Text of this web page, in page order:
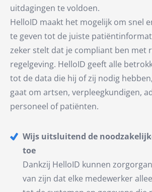
uitdagingen te voldoen.
HelloID maakt het mogelijk om snel
te geven tot de juiste
zeker stelt dat je compliant ben met
regelgeving. HelloID geeft alle
tot de data die hij of zij nodig
gaat om artsen, verpleegkundigen,
personeel of patiënten.
Wijs uitsluitend de
toe
Dankzij HelloID kunnen
van zijn dat elke medewerker